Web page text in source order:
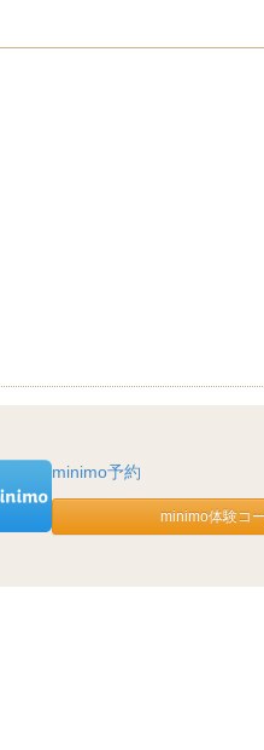
minimo予約